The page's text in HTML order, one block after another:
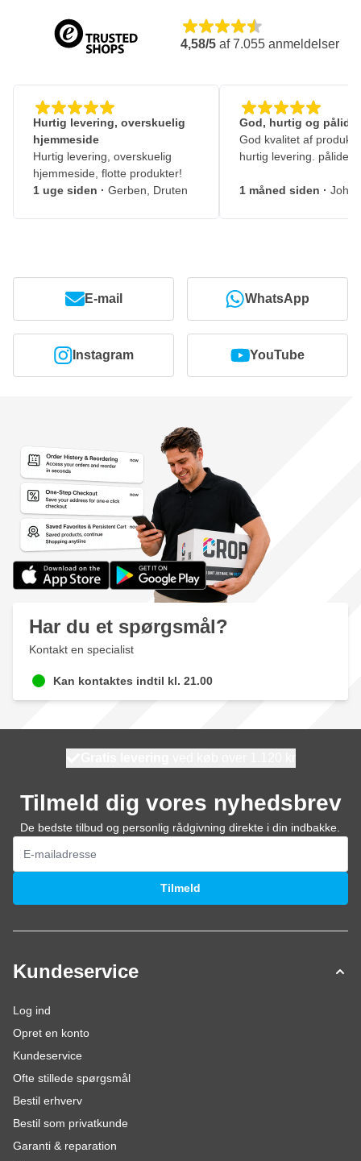
4,58/5 af7.055 anmeldelser
Hurtig levering, overskuelig
hjemmeside
Hurtig levering, overskuelig
hjemmeside, flotte produkter!
1 uge siden · Gerben, Druten
God, hurtig og
God kvalitet af
hurtig levering.
1 måned siden ·
E-mail WhatsApp
Instagram YouTube
Har du et spørgsmål?
Kontakt en specialist
Kan kontaktes indtil kl. 21.00
Tilmeld dig vores nyhedsbrev
De bedste tilbud og personlig rådgivning direkte i din indbakke.
E-mail adresse
Tilmeld
Kundeservice
Log ind
Opret en konto
Kundeservice
Ofte stillede spørgsmål
Bestil erhverv
Bestil som privatkunde
Garanti & reparation